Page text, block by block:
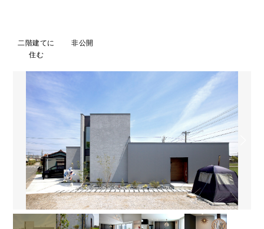
二階建てに
住む
非公開